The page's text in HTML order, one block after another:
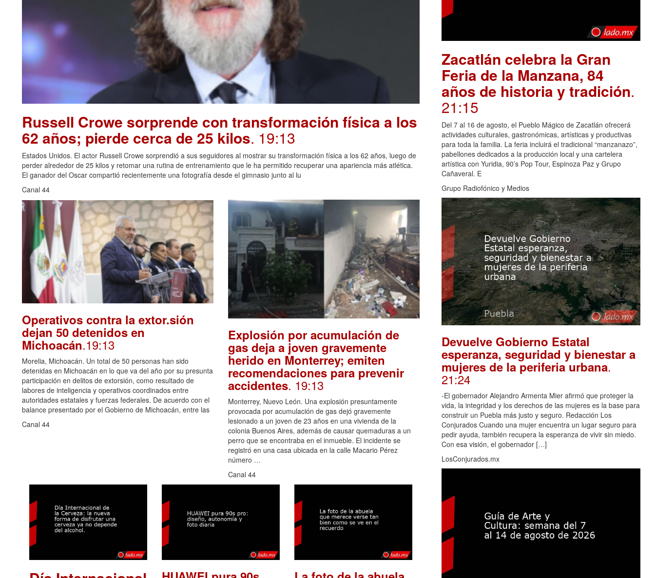
Russell Crowe sorprende con transformación física a los
62 años; pierde cerca de 25 kilos. 19:13
Estados Unidos. El actor Russell Crowe sorprendió a sus seguidores al mostrar su transformación física a los 62 años, luego de
perder alrededor de 25 kilos y retomar una rutina de entrenamiento que le ha permitido recuperar una apariencia más atlética.
El ganador del Oscar compartió recientemente una fotografía desde el gimnasio junto al lu
Canal 44
Operativos contra la extor.sión
dejan 50 detenidos en
Michoacán.19:13
Morelia, Michoacán. Un total de 50 personas han sido
detenidas en Michoacán en lo que va del año por su presunta
participación en delitos de extorsión, como resultado de
labores de inteligencia y operativos coordinados entre
autoridades estatales y fuerzas federales. De acuerdo con el
balance presentado por el Gobierno de Michoacán, entre las
Canal 44
Explosión por acumulación de
gas deja a joven gravemente
herido en Monterrey; emiten
recomendaciones para prevenir
accidentes. 19:13
Monterrey, Nuevo León. Una explosión presuntamente
provocada por acumulación de gas dejó gravemente
lesionado a un joven de 23 años en una vivienda de la
colonia Buenos Aires, además de causar quemaduras a un
perro que se encontraba en el inmueble. El incidente se
registró en una casa ubicada en la calle Macario Pérez
número …
Canal 44
Zacatlán celebra la Gran
Feria de la Manzana, 84
años de historia y tradición.
21:15
Del 7 al 16 de agosto, el Pueblo Mágico de Zacatlán ofrecerá
actividades culturales, gastronómicas, artísticas y productivas
para toda la familia. La feria incluirá el tradicional “manzanazo”,
pabellones dedicados a la producción local y una cartelera
artística con Yuridia, 90’s Pop Tour, Espinoza Paz y Grupo
Cañaveral. E
Grupo Radiofónico y Medios
Devuelve Gobierno Estatal
esperanza, seguridad y bienestar a
mujeres de la periferia urbana.
21:24
-El gobernador Alejandro Armenta Mier afirmó que proteger la
vida, la integridad y los derechos de las mujeres es la base para
construir un Puebla más justo y seguro. Redacción Los
Conjurados Cuando una mujer encuentra un lugar seguro para
pedir ayuda, también recupera la esperanza de vivir sin miedo.
Con esa visión, el gobernador […]
LosConjurados.mx